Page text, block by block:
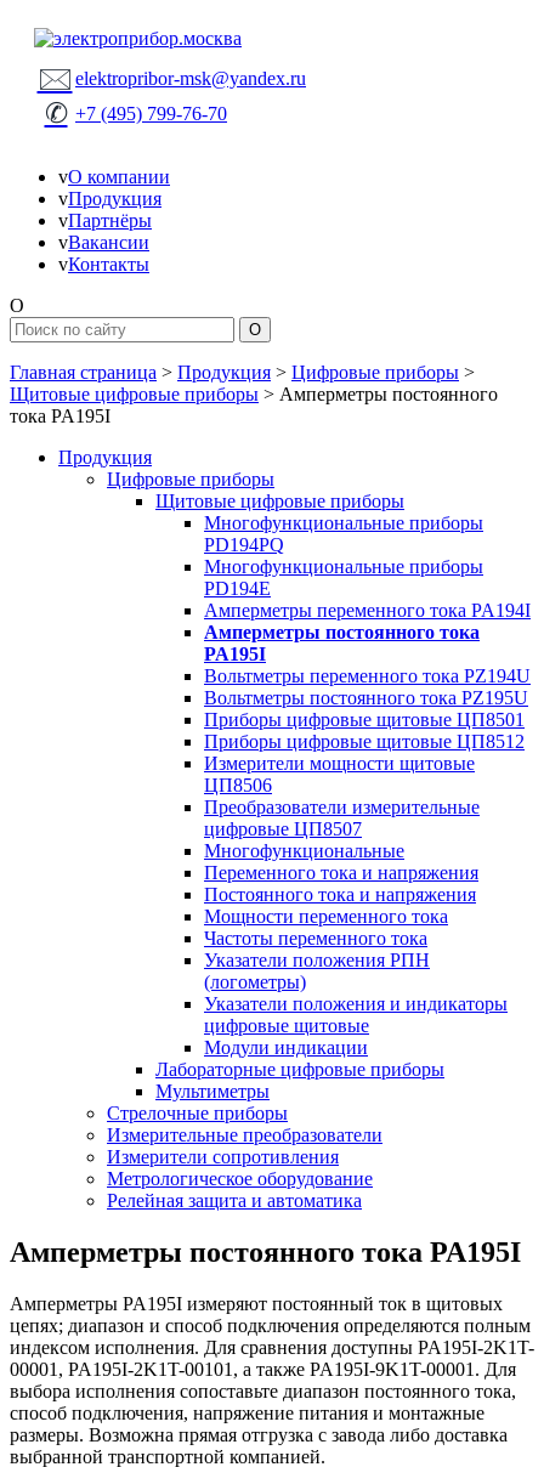
🖂 elektropribor-msk@yandex.ru
✆ +7 (495) 799-76-70
vО компании
vПродукция
vПартнёры
vВакансии
vКонтакты
O
Главная страница > Продукция > Цифровые приборы >
Щитовые цифровые приборы > Амперметры постоянного
тока PA195I
Продукция
Цифровые приборы
Щитовые цифровые приборы
Многофункциональные приборы
PD194PQ
Многофункциональные приборы
PD194E
Амперметры переменного тока PA194I
Амперметры постоянного тока
PA195I
Вольтметры переменного тока PZ194U
Вольтметры постоянного тока PZ195U
Приборы цифровые щитовые ЦП8501
Приборы цифровые щитовые ЦП8512
Измерители мощности щитовые
ЦП8506
Преобразователи измерительные
цифровые ЦП8507
Многофункциональные
Переменного тока и напряжения
Постоянного тока и напряжения
Мощности переменного тока
Частоты переменного тока
Указатели положения РПН
(логометры)
Указатели положения и индикаторы
цифровые щитовые
Модули индикации
Лабораторные цифровые приборы
Мультиметры
Стрелочные приборы
Измерительные преобразователи
Измерители сопротивления
Метрологическое оборудование
Релейная защита и автоматика
Амперметры постоянного тока PA195I
Амперметры PA195I измеряют постоянный ток в щитовых
цепях; диапазон и способ подключения определяются полным
индексом исполнения. Для сравнения доступны PA195I-2K1T-
00001, PA195I-2K1T-00101, а также PA195I-9K1T-00001. Для
выбора исполнения сопоставьте диапазон постоянного тока,
способ подключения, напряжение питания и монтажные
размеры. Возможна прямая отгрузка с завода либо доставка
выбранной транспортной компанией.